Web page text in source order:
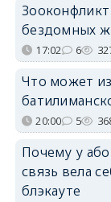
бездомных
17:02 6
Что может
20:00 5
Почему у
связь вела
блэкауте